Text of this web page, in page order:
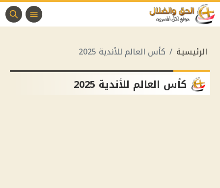
الرئيسية كأس العالم للأندية 2025
كأس العالم للأندية 2025